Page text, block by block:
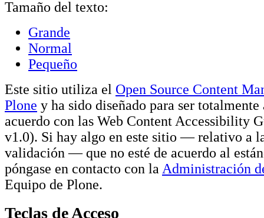
Tamaño del texto:
Grande
Normal
Pequeño
Este sitio utiliza el Open Source Content
Plone y ha sido diseñado para ser
acuerdo con las Web Content Accessibility
v1.0). Si hay algo en este sitio — relativo a
validación — que no esté de acuerdo al
póngase en contacto con la Administración
Equipo de Plone.
Teclas de Acceso